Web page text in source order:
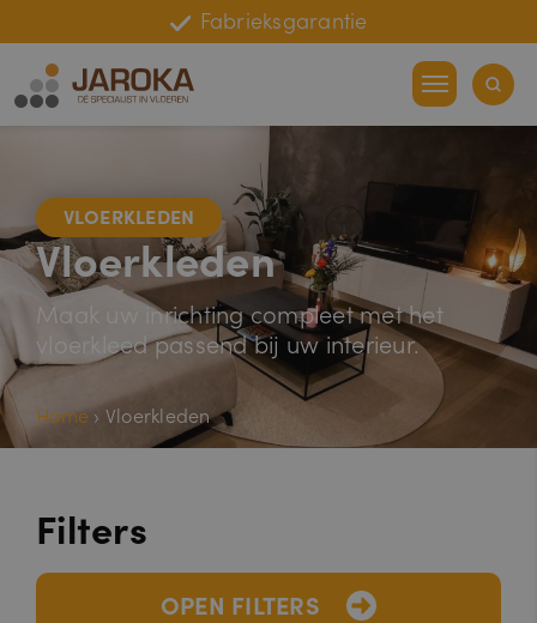
Fabrieksgarantie
Leggarantie
VLOERKLEDEN
Vloerkleden
Maak uw inrichting compleet met het
vloerkleed passend bij uw interieur.
Home› Vloerkleden
Filters
OPEN FILTERS